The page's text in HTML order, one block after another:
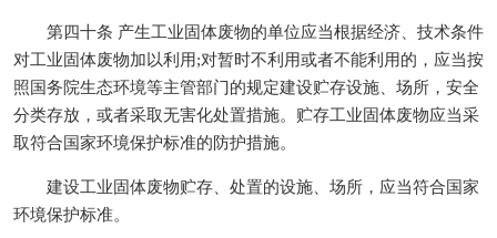
第四十条 产生工业固体废物的单位应当根据经济、技术条件
对工业固体废物加以利用;对暂时不利用或者不能利用的，应当按
照国务院生态环境等主管部门的规定建设贮存设施、场所，安全
分类存放，或者采取无害化处置措施。贮存工业固体废物应当采
取符合国家环境保护标准的防护措施。
建设工业固体废物贮存、处置的设施、场所，应当符合国家
环境保护标准。